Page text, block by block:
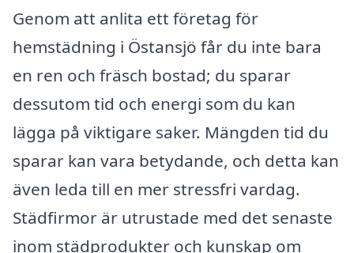
Genom att anlita ett företag för
hemstädning i Östansjö får du inte bara
en ren och fräsch bostad; du sparar
dessutom tid och energi som du kan
lägga på viktigare saker. Mängden tid du
sparar kan vara betydande, och detta kan
även leda till en mer stressfri vardag.
Städfirmor är utrustade med det senaste
inom städprodukter och kunskap om